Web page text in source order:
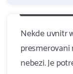
Nekde uvnitr
nebezi. Je